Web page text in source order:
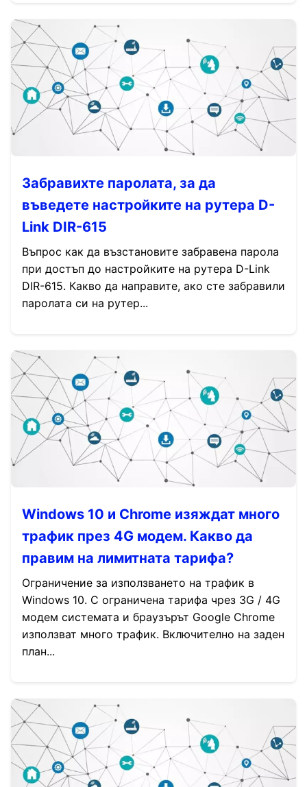
Забравихте паролата, за да
въведете настройките на рутера D-
Link DIR-615
Въпрос как да възстановите забравена парола
при достъп до настройките на рутера D-Link
DIR-615. Какво да направите, ако сте забравили
паролата си на рутер...
Windows 10 и Chrome изяждат много
трафик през 4G модем. Какво да
правим на лимитната тарифа?
Ограничение за използването на трафик в
Windows 10. С ограничена тарифа чрез 3G / 4G
модем системата и браузърът Google Chrome
използват много трафик. Включително на заден
план...